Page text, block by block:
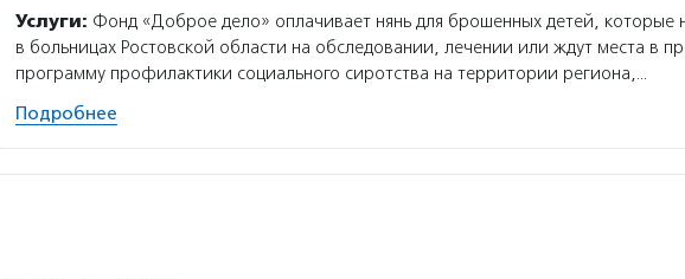
Услуги: Фонд «Доброе дело» оплачивает нянь для брошенных детей, которые
в больницах Ростовской области на обследовании, лечении или ждут места в
программу профилактики социального сиротства на территории региона,…
Подробнее